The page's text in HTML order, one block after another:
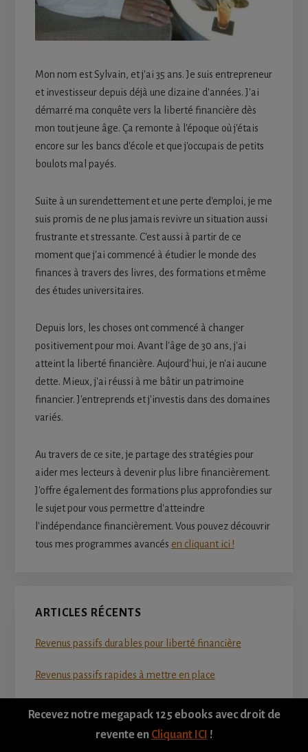
Recevez notre megapack 125 ebooks avec droit de
revente en Cliquant ICI !
Mon nom est Sylvain, et j'ai 35 ans. Je suis entrepreneur
et investisseur depuis déjà une dizaine d'années. J'ai
démarré ma conquête vers la liberté financière dès
mon tout jeune âge. Ça remonte à l'époque où j'étais
encore sur les bancs d'école et que j'occupais de petits
boulots mal payés.
Suite à un surendettement et une perte d'emploi, je me
suis promis de ne plus jamais revivre un situation aussi
frustrante et stressante. C'est aussi à partir de ce
moment que j'ai commencé à étudier le monde des
finances à travers des livres, des formations et même
des études universitaires.
Depuis lors, les choses ont commencé à changer
positivement pour moi. Avant l'âge de 30 ans, j'ai
atteint la liberté financière. Aujourd'hui, je n'ai aucune
dette. Mieux, j'ai réussi à me bâtir un patrimoine
financier. J'entreprends et j'investis dans des domaines
variés.
Au travers de ce site, je partage des stratégies pour
aider mes lecteurs à devenir plus libre financièrement.
J'offre également des formations plus approfondies sur
le sujet pour vous permettre d'atteindre
l'indépendance financièrement. Vous pouvez découvrir
tous mes programmes avancés en cliquant ici !
ARTICLES RÉCENTS
Revenus passifs durables pour liberté financière
Revenus passifs rapides à mettre en place
Revenus passifs qui rapportent encore en 2026
Revenus passifs peu connus en francophonie